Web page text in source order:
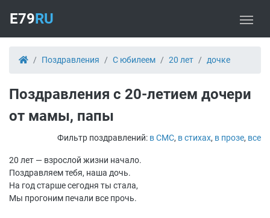
E79RU
Поздравления С юбилеем 20 лет дочке
Поздравления с 20-летием дочери
от мамы, папы
Фильтр поздравлений: в СМС, в стихах, в прозе, все
20 лет — взрослой жизни начало.
Поздравляем тебя, наша дочь.
На год старше сегодня ты стала,
Мы прогоним печали все прочь.